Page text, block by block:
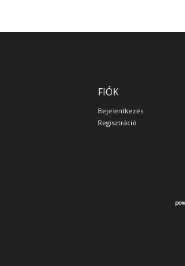
FIÓK
Bejelentkezés
Regisztráció